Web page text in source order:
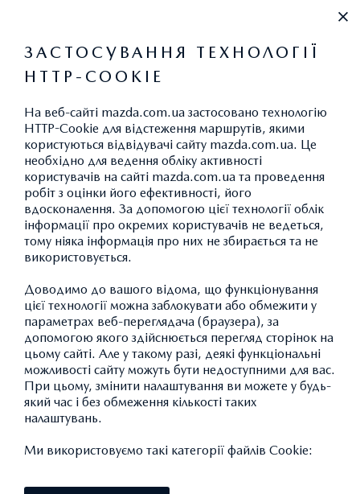
ВИКИДИ CO2
АКСЕСУАРИ MAZDA CX-30:
ЗАХИСТ ТА БЕЗПЕКА
ПОВЕРНУТИСЯ ДО КАТАЛОГУ АКСЕСУАРІВ
ЗАСТОСУВАННЯ ТЕХНОЛОГІЇ
HTTP-COOKIE
На веб-сайті mazda.com.ua застосовано технологію
HTTP-Cookie для відстеження маршрутів, якими
користуються відвідувачі сайту mazda.com.ua. Це
необхідно для ведення обліку активності
користувачів на сайті mazda.com.ua та проведення
робіт з оцінки його ефективності, його
вдосконалення. За допомогою цієї технології облік
інформації про окремих користувачів не ведеться,
тому ніяка інформація про них не збирається та не
використовується.
Доводимо до вашого відома, що функціонування
цієї технології можна заблокувати або обмежити у
параметрах веб-переглядача (браузера), за
допомогою якого здійснюється перегляд сторінок на
цьому сайті. Але у такому разі, деякі функціональні
можливості сайту можуть бути недоступними для вас.
При цьому, змінити налаштування ви можете у будь-
який час і без обмеження кількості таких
налаштувань.
Ми використовуємо такі категорії файлів Cookie: